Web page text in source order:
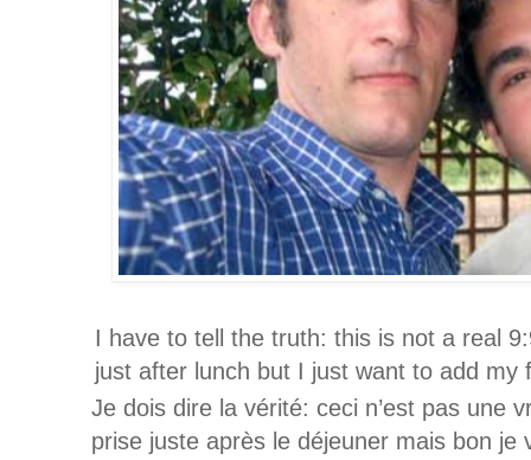
I have to tell the truth: this is not a real
just after lunch but I just want to add my
Je dois dire la vérité: ceci n’est pas une
prise juste après le déjeuner mais bon je